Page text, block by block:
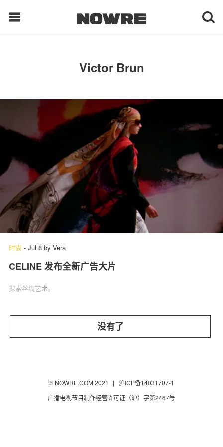
每日鲜榨
现客视点
每日栏目
时 尚
球 鞋
生 活
科 技
Victor Brun
时尚 - Jul 8 by Vera
CELINE 发布全新广告大片
探索丝绸艺术。
没有了
© NOWRE.COM 2021 | 沪ICP备14031707-1
广播电视节目制作经营许可证（沪）字第2467号